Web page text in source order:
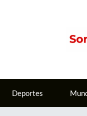
Deportes